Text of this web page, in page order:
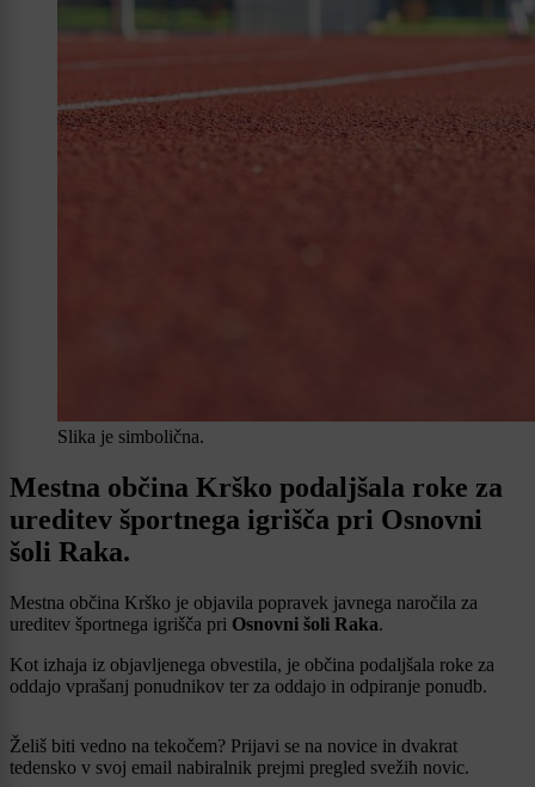
Slika je simbolična.
Mestna občina Krško podaljšala roke za
ureditev športnega igrišča pri Osnovni
šoli Raka.
Mestna občina Krško je objavila popravek javnega naročila za
ureditev športnega igrišča pri Osnovni šoli Raka.
Kot izhaja iz objavljenega obvestila, je občina podaljšala roke za
oddajo vprašanj ponudnikov ter za oddajo in odpiranje ponudb.
Želiš biti vedno na tekočem? Prijavi se na novice in dvakrat
tedensko v svoj email nabiralnik prejmi pregled svežih novic.